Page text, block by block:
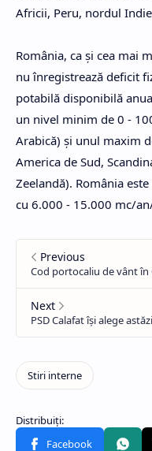
Africii, Peru, nordul
România, ca şi cea mai
nu înregistrează deficit
potabilă disponibilă
un nivel minim de 0 -
Arabică) şi unul maxim
America de Sud,
Zeelandă). România
cu 6.000 - 15.000 mc/